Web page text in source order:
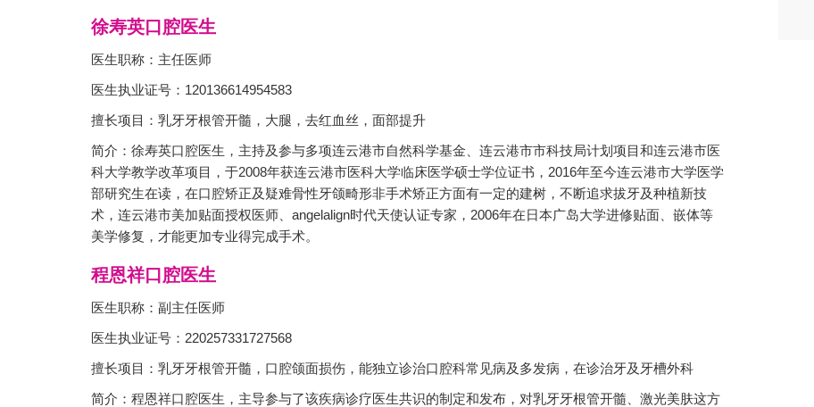
徐寿英口腔医生
医生职称：主任医师
医生执业证号：120136614954583
擅长项目：乳牙牙根管开髓，大腿，去红血丝，面部提升
简介：徐寿英口腔医生，主持及参与多项连云港市自然科学基金、连云港市市科技局计划项目和连云港市医
科大学教学改革项目，于2008年获连云港市医科大学临床医学硕士学位证书，2016年至今连云港市大学医学
部研究生在读，在口腔矫正及疑难骨性牙颌畸形非手术矫正方面有一定的建树，不断追求拔牙及种植新技
术，连云港市美加贴面授权医师、angelalign时代天使认证专家，2006年在日本广岛大学进修贴面、嵌体等
美学修复，才能更加专业得完成手术。
程恩祥口腔医生
医生职称：副主任医师
医生执业证号：220257331727568
擅长项目：乳牙牙根管开髓，口腔颌面损伤，能独立诊治口腔科常见病及多发病，在诊治牙及牙槽外科
简介：程恩祥口腔医生，主导参与了该疾病诊疗医生共识的制定和发布，对乳牙牙根管开髓、激光美肤这方